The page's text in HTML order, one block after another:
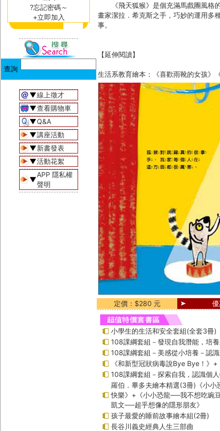
?忘記密碼～
+立即加入
▼線上徵才
▼查看購物車
▼Q&A
▼講座活動
▼新書發表
▼活動花絮
▼
APP 隱私權
聲明
《飛天狐猴》是個充滿馬戲團風格的
畫家潔拉．希克斯之手，巧妙的運用多
事。
【延伸閱讀】
生活系教育繪本：《喜歡雨靴的女孩》
定價：$280 元
小學生的生活和安全套組(全套3冊)
108課綱套組－發現自我潛能，培
108課綱套組－美感從小培養－認
《和新型冠狀病毒說Bye Bye！》
108課綱套組－探索自我，認識個
羅伯．畢多夫繪本精選(3冊)《小
快樂》+《小小恐龍──我不想吃豌
凱文──超乎想像的隱形朋友》
孩子最愛的睡前故事繪本組(2冊)
長谷川義史經典人生三部曲